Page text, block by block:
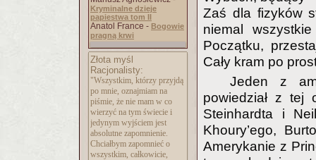
Kryminalne dzieje
papiestwa tom II
Anatol France - Bogowie
pragną krwi
Złota myśl
Racjonalisty:
"Wszystkim, którzy przyjdą
po mnie, oznajmiam na
piśmie, że nie mam w co
wierzyć na tym świecie i
jedynym wyjściem jest
absolutne zapomnienie.
Chciałbym zapomnieć o
wszystkim, całkowicie,
Zaś dla fizyków
niemal
Początku,
Cały kram po
Jeden z
powiedział z tej
Steinhardta i
Khoury’ego,
Amerykanie z